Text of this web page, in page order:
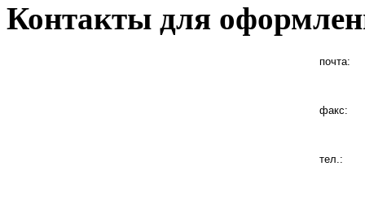
Контакты для
почта:
факс:
тел.: